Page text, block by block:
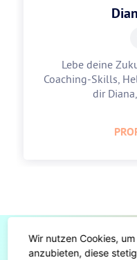
Lebe deine
Coaching-Skills,
dir
Diese Artikel
Wir nutzen Cookies,
anzubieten, diese